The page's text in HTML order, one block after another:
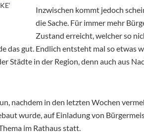
Inzwischen kommt jedoch
die Sache. Für immer mehr
Zustand erreicht, welcher so
das gut. Endlich entsteht mal so etwas
Städte in der Region, denn auch aus
nachdem in den letzten Wochen
wurde, auf Einladung von
im Rathaus statt.